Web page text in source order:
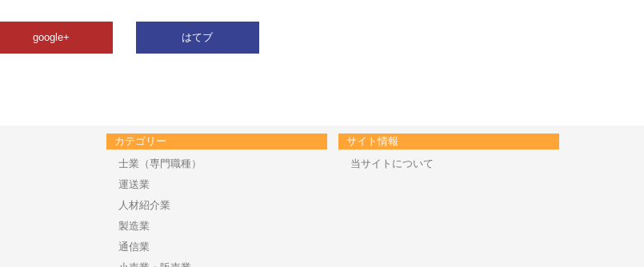
google+ はてブ
カテゴリー
士業（専門職種）
運送業
人材紹介業
製造業
通信業
サイト情報
当サイトについて